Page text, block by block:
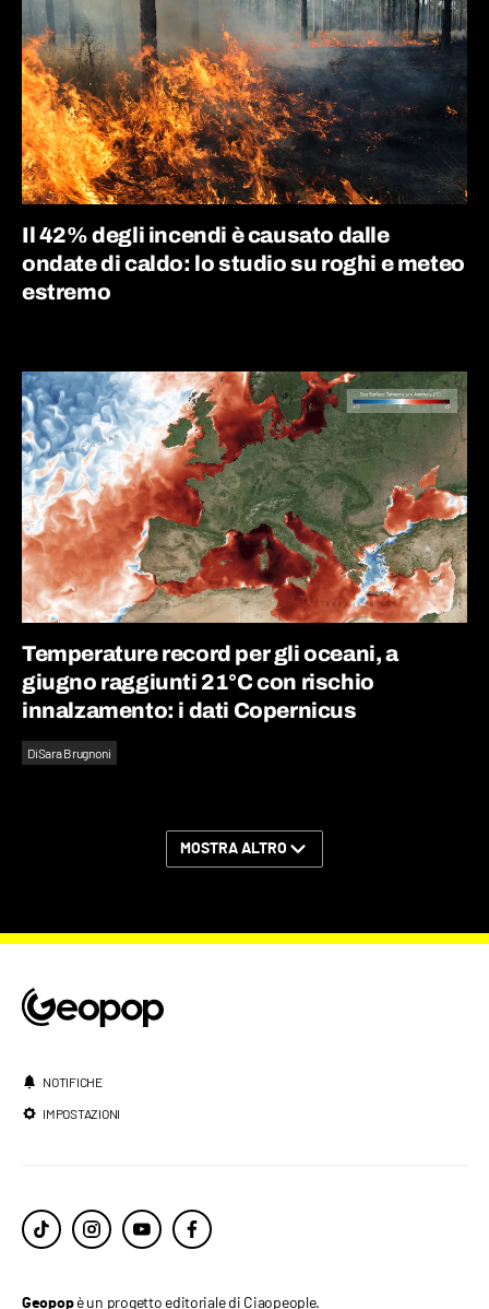
Il 42% degli incendi è causato dalle
ondate di caldo: lo studio su roghi e meteo
estremo
Temperature record per gli oceani, a
giugno raggiunti 21°C con rischio
innalzamento: i dati Copernicus
DiSara Brugnoni
MOSTRA ALTRO
NOTIFICHE
IMPOSTAZIONI
Geopopè un progetto editoriale di Ciaopeople.